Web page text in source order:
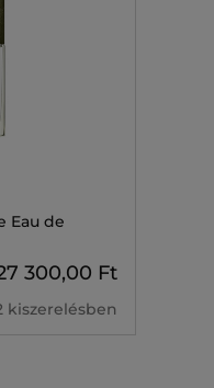
Eau de
300,00 Ft
kiszerelésben